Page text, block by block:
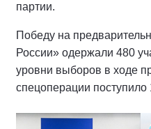
партии.
Победу на
России» одержали 480
уровни выборов в ходе
спецоперации поступило